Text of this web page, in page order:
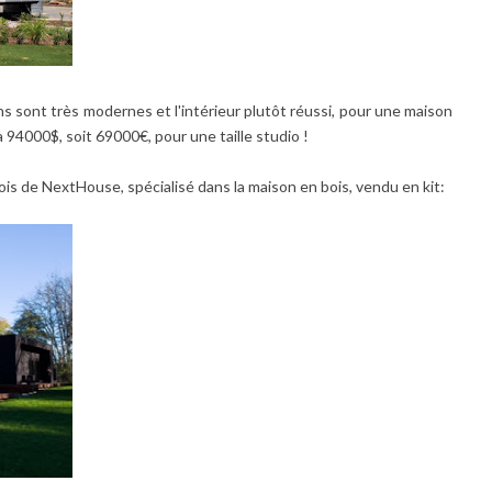
sont très modernes et l'intérieur plutôt réussi, pour une maison
soit 69000€, pour une taille studio !
de NextHouse, spécialisé dans la maison en bois, vendu en kit: